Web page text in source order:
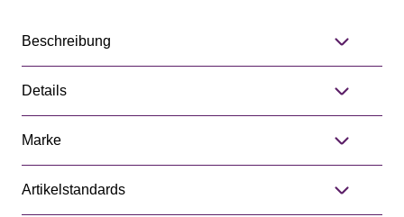
Beschreibung
Details
Marke
Artikelstandards